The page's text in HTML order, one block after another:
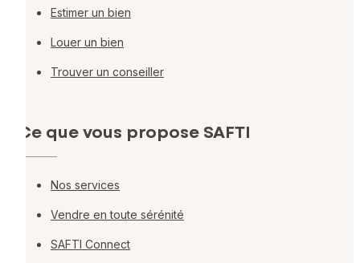
Estimer un bien
Louer un bien
Trouver un conseiller
Ce que vous propose SAFTI
Nos services
Vendre en toute sérénité
SAFTI Connect